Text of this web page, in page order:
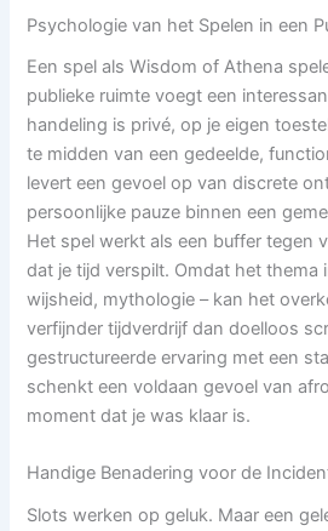
Psychologie van het Spelen in een
Een spel als Wisdom of Athena
publieke ruimte voegt een
handeling is privé, op je eigen
te midden van een gedeelde,
levert een gevoel op van discrete
persoonlijke pauze binnen een
Het spel werkt als een buffer tegen
dat je tijd verspilt. Omdat het thema
wijsheid, mythologie – kan het
verfijnder tijdverdrijf dan doelloos
gestructureerde ervaring met een
schenkt een voldaan gevoel van
moment dat je was klaar is.
Handige Benadering voor de
Slots werken op geluk. Maar een